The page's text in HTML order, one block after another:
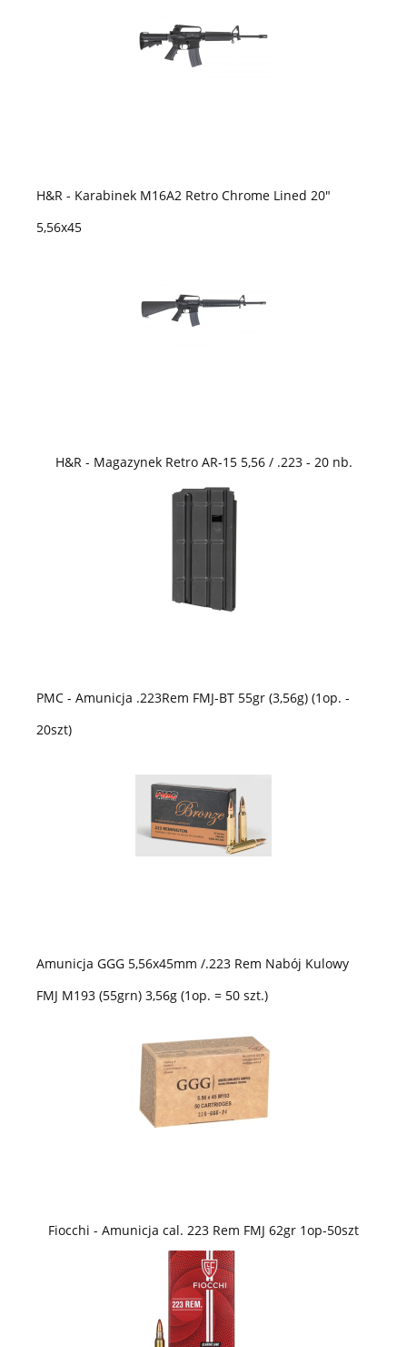
H&R - Karabinek M16A2 Retro Chrome Lined 20"
5,56x45
H&R - Magazynek Retro AR-15 5,56 / .223 - 20 nb.
PMC - Amunicja .223Rem FMJ-BT 55gr (3,56g) (1op. -
20szt)
Amunicja GGG 5,56x45mm /.223 Rem Nabój Kulowy
FMJ M193 (55grn) 3,56g (1op. = 50 szt.)
Fiocchi - Amunicja cal. 223 Rem FMJ 62gr 1op-50szt